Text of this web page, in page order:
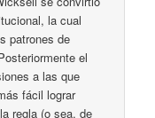
la cual
patrones de
el
a las que
fácil lograr
regla (o sea, de